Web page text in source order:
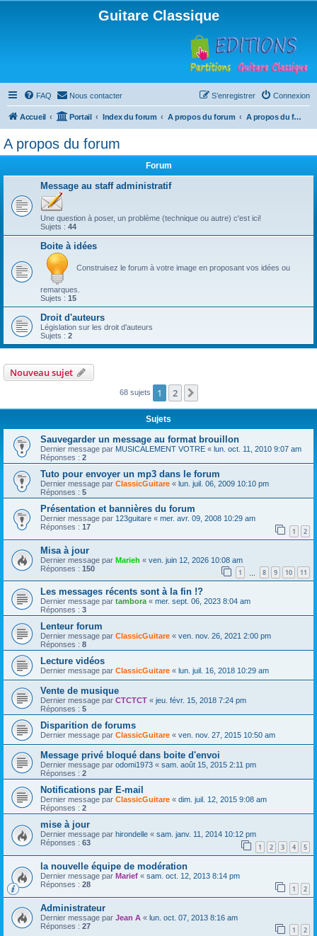
Guitare Classique
FAQ Nous contacter Connexion
S’enregistrer
Accueil Portail Index du forum A propos du forum A propos du forum
A propos du forum
Forum
Message au staff administratif
Une question à poser, un problème (technique ou autre) c'est ici!
Sujets : 44
Boite à idées
Construisez le forum à votre image en proposant vos idées ou
remarques.
Sujets : 15
Droit d'auteurs
Législation sur les droit d'auteurs
Sujets : 2
Nouveau sujet
68 sujets 1 2
Sujets
Sauvegarder un message au format brouillon
Dernier message par MUSICALEMENT VOTRE « lun. oct. 11, 2010 9:07 am
Réponses : 2
Tuto pour envoyer un mp3 dans le forum
Dernier message par ClassicGuitare « lun. juil. 06, 2009 10:10 pm
Réponses : 5
Présentation et bannières du forum
Dernier message par 123guitare « mer. avr. 09, 2008 10:29 am
Réponses : 17 1 2
Misa à jour
Dernier message par Marieh « ven. juin 12, 2026 10:08 am
Réponses : 150 1 8 9 10 11
Les messages récents sont à la fin !?
Dernier message par tambora « mer. sept. 06, 2023 8:04 am
Réponses : 3
Lenteur forum
Dernier message par ClassicGuitare « ven. nov. 26, 2021 2:00 pm
Réponses : 8
Lecture vidéos
Dernier message par ClassicGuitare « lun. juil. 16, 2018 10:29 am
Vente de musique
Dernier message par CTCTCT « jeu. févr. 15, 2018 7:24 pm
Réponses : 5
Disparition de forums
Dernier message par ClassicGuitare « ven. nov. 27, 2015 10:50 am
Message privé bloqué dans boite d'envoi
Dernier message par odomi1973 « sam. août 15, 2015 2:11 pm
Réponses : 2
Notifications par E-mail
Dernier message par ClassicGuitare « dim. juil. 12, 2015 9:08 am
Réponses : 2
mise à jour
Dernier message par hirondelle « sam. janv. 11, 2014 10:12 pm
Réponses : 63 1 2 3 4 5
la nouvelle équipe de modération
Dernier message par Marief « sam. oct. 12, 2013 8:14 pm
Réponses : 28 1 2
Administrateur
Dernier message par Jean A « lun. oct. 07, 2013 8:16 am
Réponses : 27 1 2